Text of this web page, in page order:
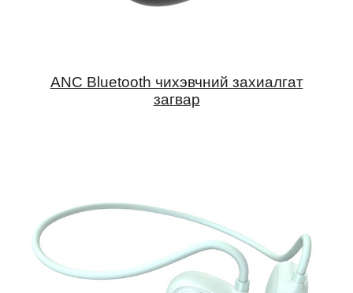
ANC Bluetooth чихэвчний захиалгат
загвар